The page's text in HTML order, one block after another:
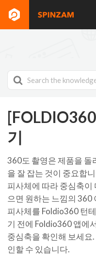
Search
For
기
360도 촬영은 제품을 돌
을 잘 잡는 것이 중요합
피사체에 따라 중심축이
으면 원하는 느낌의 360
피사체를 Foldio360 턴
기 전에 Foldio360 앱에
중심축을 확인해 보세
인할 수 있습니다.